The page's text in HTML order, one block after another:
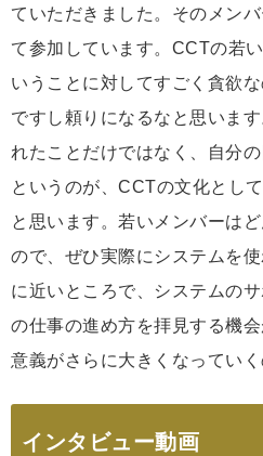
ていただきました。そのメン
て参加しています。CCTの若
いうことに対してすごく貪欲
ですし頼りになるなと思いま
れたことだけではなく、自分
というのが、CCTの文化とし
と思います。若いメンバーは
ので、ぜひ実際にシステムを
に近いところで、システムの
の仕事の進め方を拝見する機
意義がさらに大きくなってい
インタビュー動画